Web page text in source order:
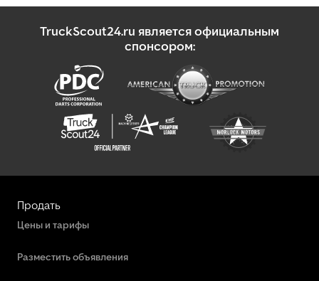
TruckScout24.ru является официальным
спонсором:
Продать
Цены и тарифы
Разместить объявления